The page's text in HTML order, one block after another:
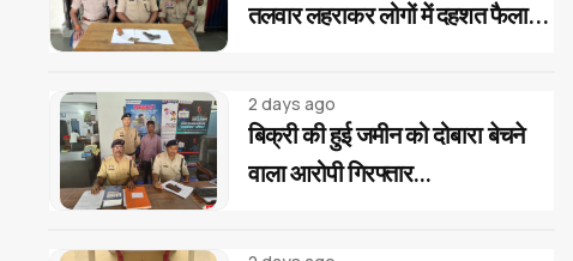
तलवार लहराकर लोगों में दहशत फैलाने
2 days ago
बिक्री की हुई जमीन को दोबारा बेचने
वाला आरोपी गिरफ्तार...